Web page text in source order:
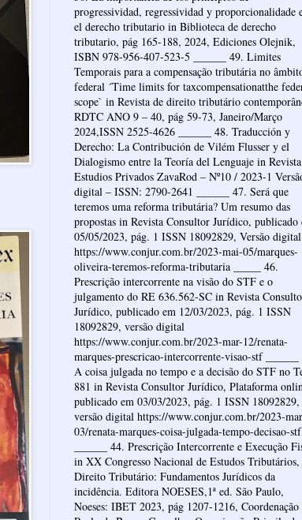
progressividad, regressividad y proporcionalidade
el derecho tributario in Biblioteca de derecho
tributario, pág 165-188, 2024, Ediciones Olejnik,
ISBN 978-956-407-523-5 ______ 49. Limites
Temporais para a compensação tributária no
federal ´Time limits for taxcompensationatthe
scope` in Revista de direito tributário
RDTC ANO 9 – 40, pág 59-73, Janeiro/Março
2024,ISSN 2525-4626 ______ 48. Traducción y
Derecho: La Contribución de Vilém Flusser y el
Dialogismo entre la Teoría del Lenguaje in Revista
Estudios Privados ZavaRod – Nº10 / 2023-1
digital – ISSN: 2790-2641 ______ 47. Será que
teremos uma reforma tributária? Um resumo das
propostas in Revista Consultor Jurídico, publicado
05/05/2023, pág. 1 ISSN 18092829, Versão digital
https://www.conjur.com.br/2023-mai-05/marques-
oliveira-teremos-reforma-tributaria _____ 46.
Prescrição intercorrente na visão do STF e o
julgamento do RE 636.562-SC in Revista
Jurídico, publicado em 12/03/2023, pág. 1 ISSN
18092829, versão digital
https://www.conjur.com.br/2023-mar-12/renata-
marques-prescricao-intercorrente-visao-stf
A coisa julgada no tempo e a decisão do STF no
881 in Revista Consultor Jurídico, Plataforma
publicado em 03/03/2023, pág. 1 ISSN 18092829,
versão digital https://www.conjur.com.br/2023-
03/renata-marques-coisa-julgada-tempo-decisao-
______ 44. Prescrição Intercorrente e Execução
in XX Congresso Nacional de Estudos Tributários,
Direito Tributário: Fundamentos Jurídicos da
incidência. Editora NOESES,1ª ed. São Paulo,
Noeses: IBET 2023, pág 1207-1216, Coordenação